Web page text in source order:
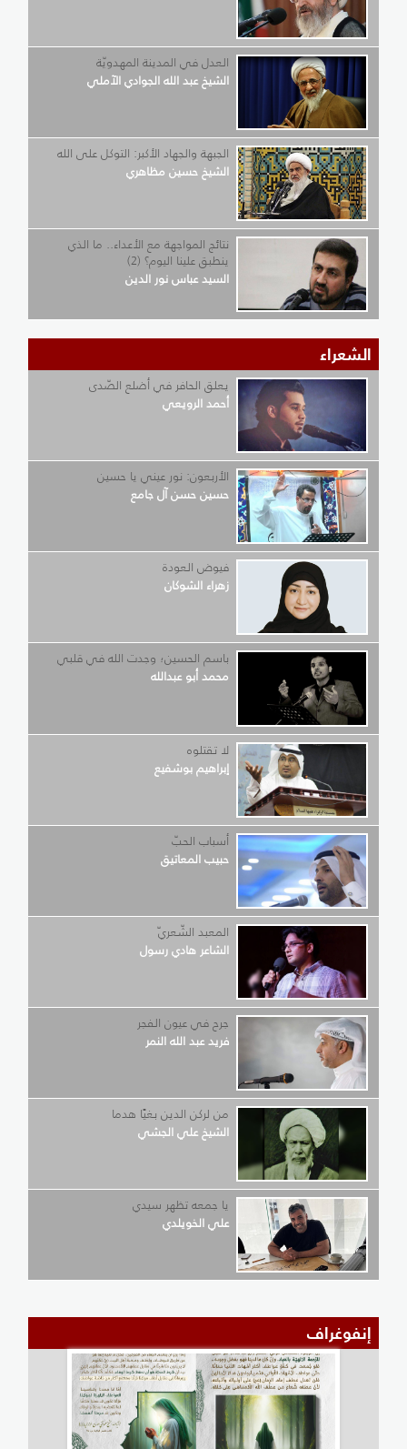
العدل في المدينة المهدويّة
الشيخ عبد الله الجوادي الآملي
الجبهة والجهاد الأكبر: التوكل على الله
الشيخ حسين مظاهري
نتائج المواجهة مع الأعداء.. ما الذي
ينطبق علينا اليوم؟ (2)
السيد عباس نور الدين
الشعراء
يعلق الحافر في أضلع الصّدى
أحمد الرويعي
الأربعون: نور عيني يا حسين
حسين حسن آل جامع
فيوض العودة
زهراء الشوكان
باسم الحسين؛ وجدت الله في قلبي
محمد أبو عبدالله
لا تقتلوه
إبراهيم بوشفيع
أسباب الحبّ
حبيب المعاتيق
المعبد الشّعريّ
الشاعر هادي رسول
جرح في عيون الفجر
فريد عبد الله النمر
من لركن الدين بغيًا هدما
الشيخ علي الجشي
يا جمعه تظهر سيدي
علي الخويلدي
إنفوغراف